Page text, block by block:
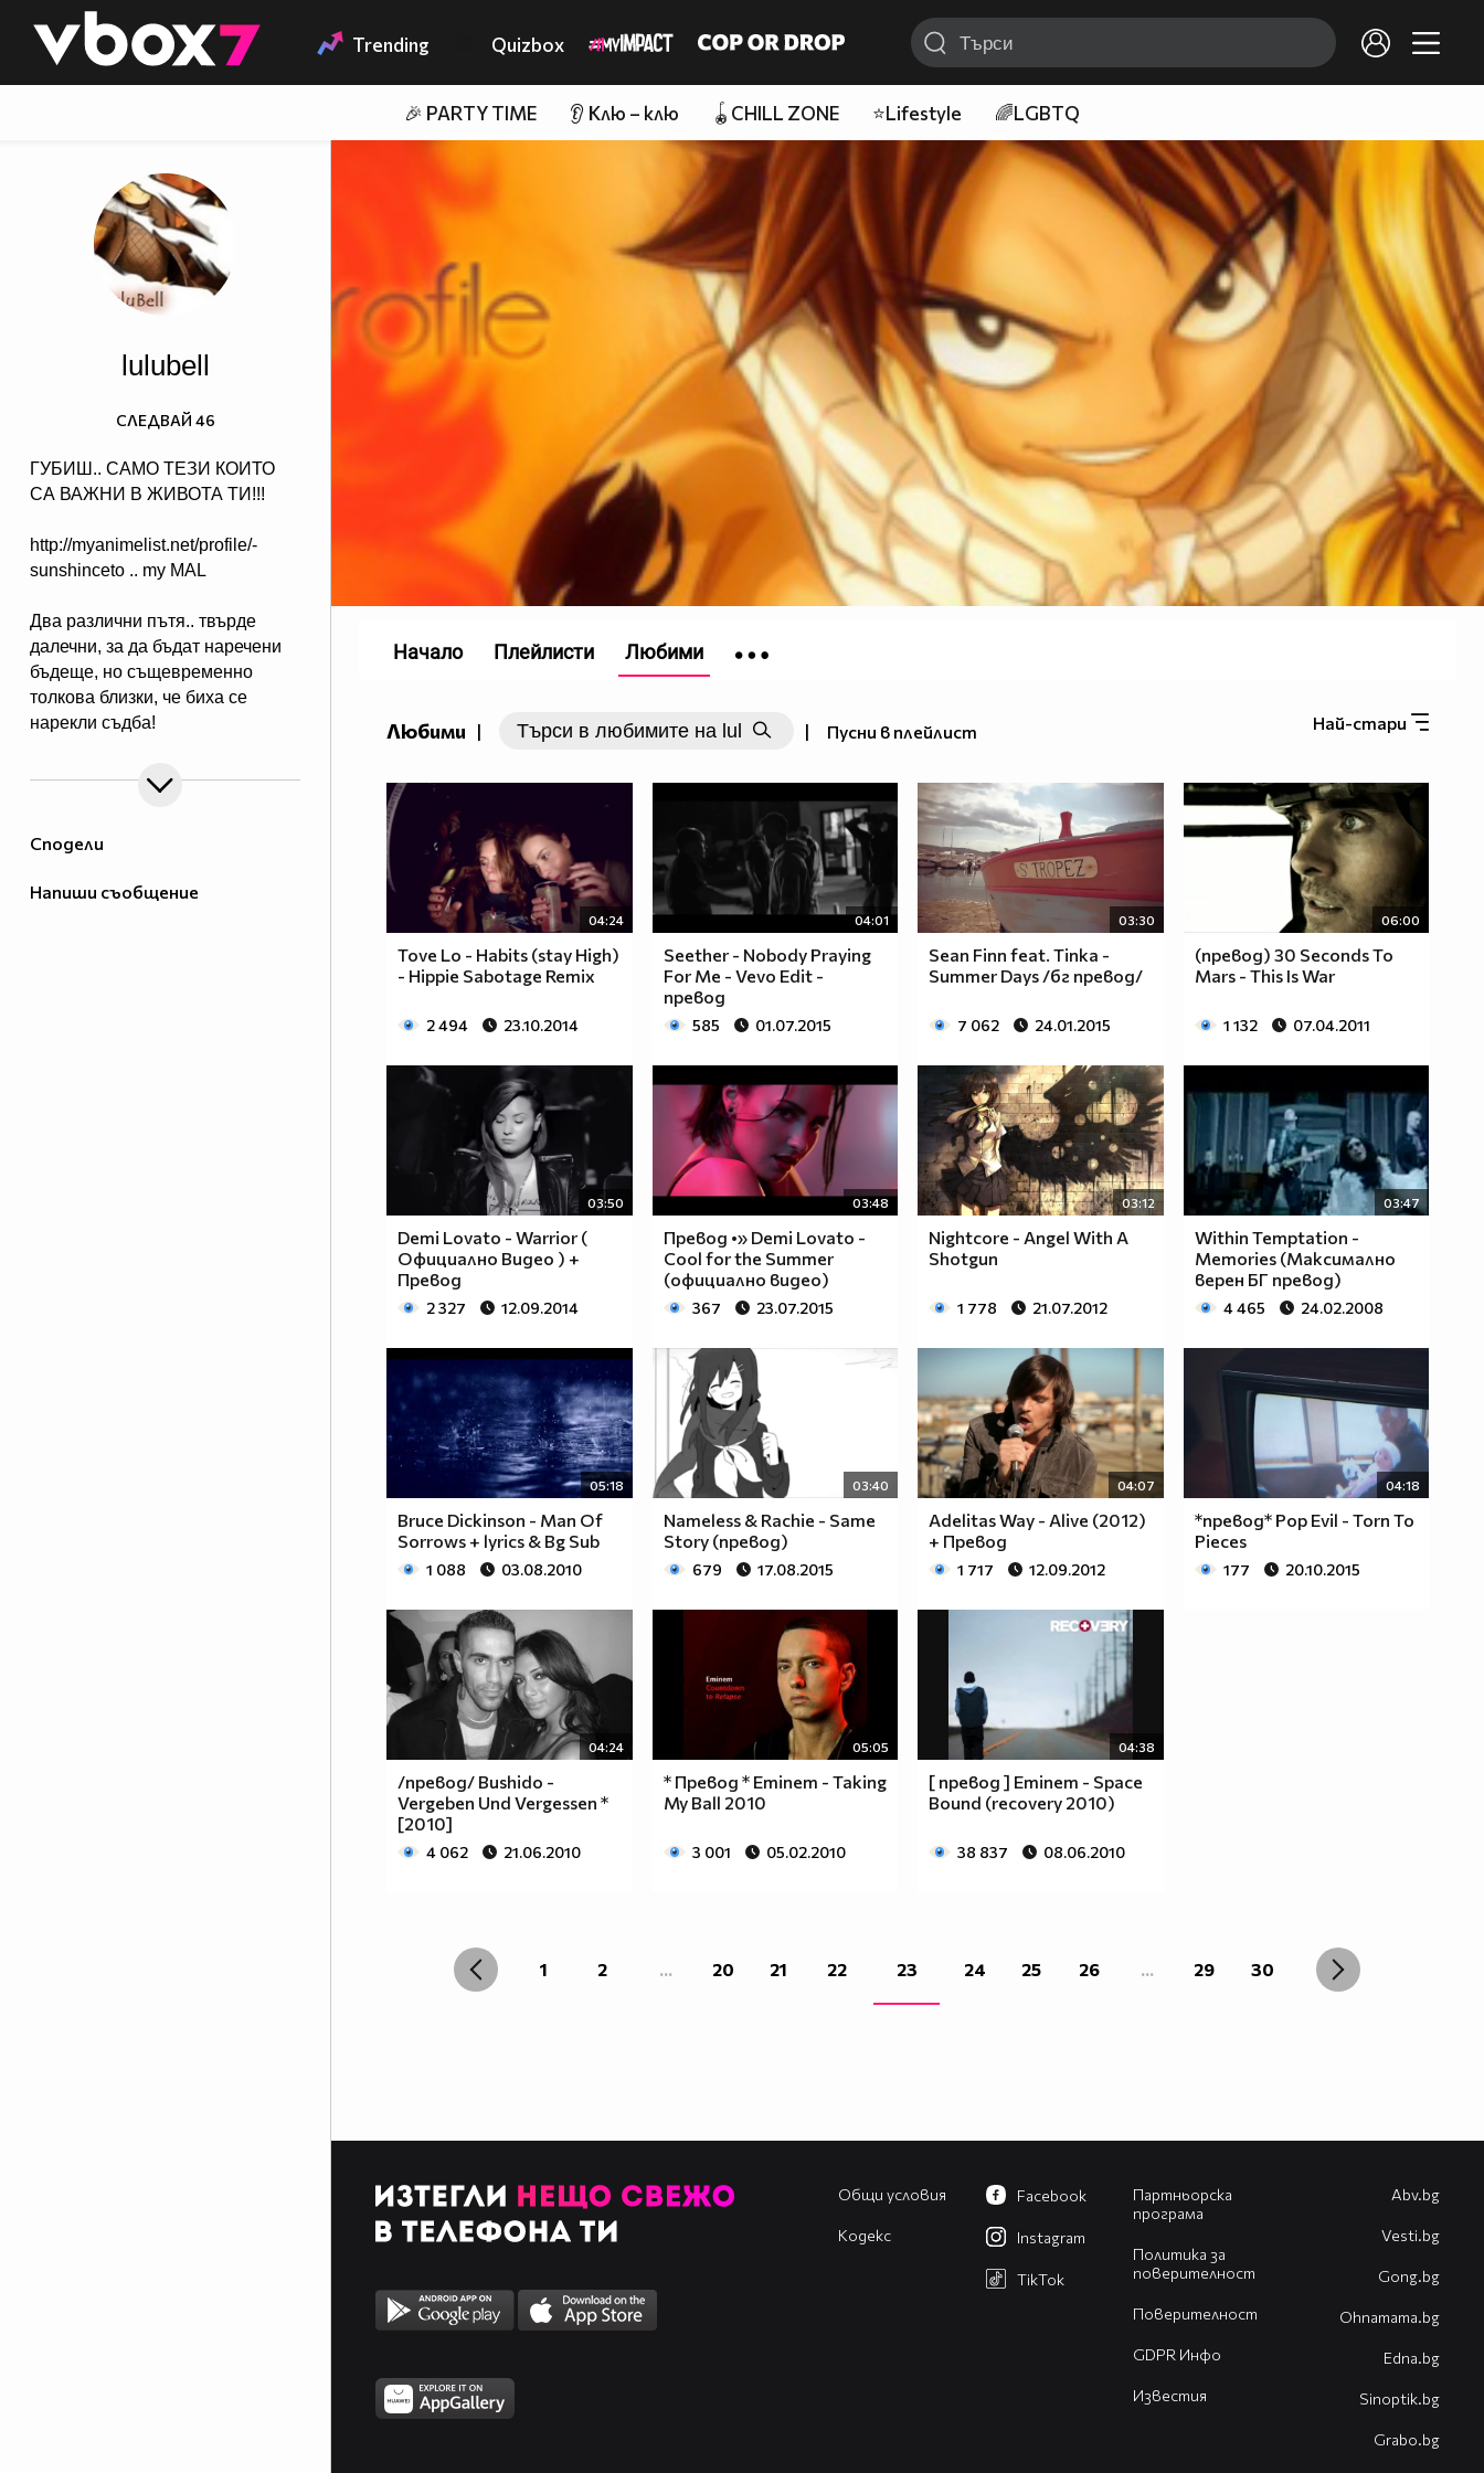
👾 Trending Quizbox
🎉 PARTY TIME 👂 Клю – клю 🪀CHILL ZONE ⭐Lifestyle 🌈LGBTQ
Сподели
Напиши съобщение
lulubell
ГУБИШ.. САМО ТЕЗИ КОИТО
СА ВАЖНИ В ЖИВОТА ТИ!!!
http://myanimelist.net/profile/-
sunshinceto .. my MAL
Два различни пътя.. твърде
далечни, за да бъдат наречени
бъдеще, но същевременно
толкова близки, че биха се
нарекли съдба!
СЛЕДВАЙ 46
Любими | | Пусни в плейлист Най-стари
04:24
Tove Lo - Habits (stay High)
- Hippie Sabotage Remix
2 494 23.10.2014
04:01
Seether - Nobody Praying
For Me - Vevo Edit -
превод
585 01.07.2015
03:30
Sean Finn feat. Tinka -
Summer Days /бг превод/
7 062 24.01.2015
06:00
(превод) 30 Seconds To
Mars - This Is War
1 132 07.04.2011
03:50
Demi Lovato - Warrior (
Официално Видео ) +
Превод
2 327 12.09.2014
03:48
Превод •» Demi Lovato -
Cool for the Summer
(официално видео)
367 23.07.2015
03:12
Nightcore - Angel With A
Shotgun
1 778 21.07.2012
03:47
Within Temptation -
Memories (Максимално
верен БГ превод)
4 465 24.02.2008
05:18
Bruce Dickinson - Man Of
Sorrows + lyrics & Bg Sub
1 088 03.08.2010
03:40
Nameless & Rachie - Same
Story (превод)
679 17.08.2015
04:07
Adelitas Way - Alive (2012)
+ Превод
1 717 12.09.2012
04:18
*превод* Pop Evil - Torn To
Pieces
177 20.10.2015
04:24
/превод/ Bushido -
Vergeben Und Vergessen *
[2010]
4 062 21.06.2010
05:05
* Превод * Eminem - Taking
My Ball 2010
3 001 05.02.2010
04:38
[ превод ] Eminem - Space
Bound (recovery 2010)
38 837 08.06.2010
1 2 ... 20 21 22 23 24 25 26 ... 29 30
Начало Плейлисти Любими
Общи условия
Кодекс
Партньорска
програма
Политика за
поверителност
Поверителност
GDPR Инфо
Известия
Facebook
Instagram
TikTok
Abv.bg
Vesti.bg
Gong.bg
Оhnamama.bg
Edna.bg
Sinoptik.bg
Grabo.bg